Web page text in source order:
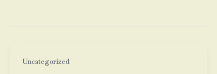
Uncategorized